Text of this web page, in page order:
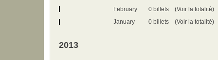
February
0 billets
(Voir la totalité)
January
0 billets (Voir la totalité)
2013